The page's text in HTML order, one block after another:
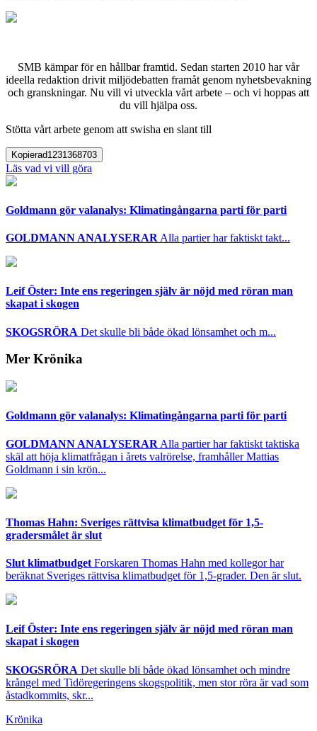
SMB kämpar för en hållbar framtid. Sedan starten 2010 har vår
ideella redaktion drivit miljödebatten framåt genom nyhetsbevakning
och granskningar. Nu vill vi utveckla vårt arbete – och vi hoppas att
du vill hjälpa oss.
Stötta vårt arbete genom att swisha en slant till
Kopierad1231368703
Läs vad vi vill göra
Goldmann gör valanalys: Klimatingångarna parti för parti
GOLDMANN ANALYSERAR Alla partier har faktiskt takt...
Leif Öster: Inte ens regeringen själv är nöjd med röran man
skapat i skogen
SKOGSRÖRA Det skulle bli både ökad lönsamhet och m...
Mer Krönika
Goldmann gör valanalys: Klimatingångarna parti för parti
GOLDMANN ANALYSERAR Alla partier har faktiskt taktiska
skäl att höja klimatfrågan i årets valrörelse, framhåller Mattias
Goldmann i sin krön...
Thomas Hahn: Sveriges rättvisa klimatbudget för 1,5-
gradersmålet är slut
Slut klimatbudget Forskaren Thomas Hahn med kollegor har
beräknat Sveriges rättvisa klimatbudget för 1,5-grader. Den är slut.
Leif Öster: Inte ens regeringen själv är nöjd med röran man
skapat i skogen
SKOGSRÖRA Det skulle bli både ökad lönsamhet och mindre
krångel med Tidöregeringens skogspolitik, men stor röra är vad som
åstadkommits, skr...
Krönika